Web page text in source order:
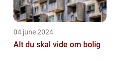
04 june 2024
Alt du skal vide om bolig